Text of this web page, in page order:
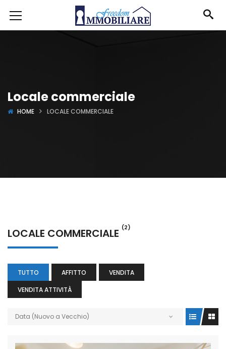
Locale commerciale
HOME LOCALE COMMERCIALE
LOCALE COMMERCIALE (2)
TUTTO AFFITTO
VENDITA
VENDITA ATTIVITÀ
Data (Nuovo a Vecchio)